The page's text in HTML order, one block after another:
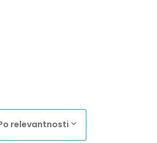
relevantnosti